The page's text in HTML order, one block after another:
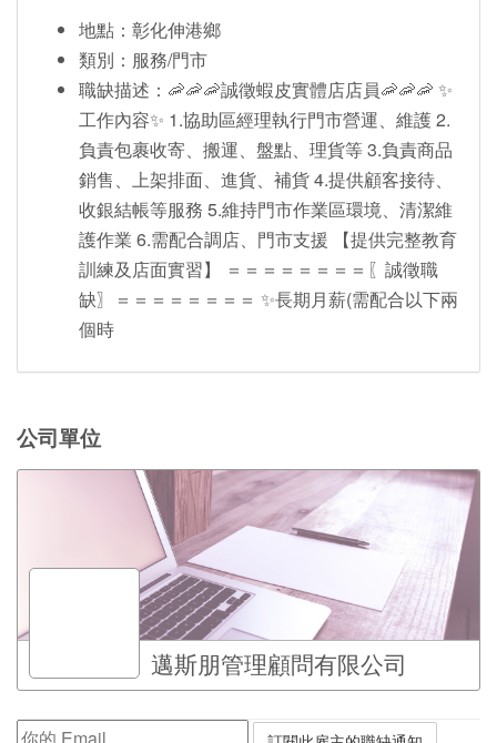
地點：彰化伸港鄉
類別：服務/門市
職缺描述：🦐🦐🦐誠徵蝦皮實體店店員🦐🦐🦐 ✨
工作內容✨ 1.協助區經理執行門市營運、維護 2.
負責包裹收寄、搬運、盤點、理貨等 3.負責商品
銷售、上架排面、進貨、補貨 4.提供顧客接待、
收銀結帳等服務 5.維持門市作業區環境、清潔維
護作業 6.需配合調店、門市支援 【提供完整教育
訓練及店面實習】 ＝＝＝＝＝＝＝＝〖誠徵職
缺〗＝＝＝＝＝＝＝＝ ✨長期月薪(需配合以下兩
個時
公司單位
邁斯朋管理顧問有限公司